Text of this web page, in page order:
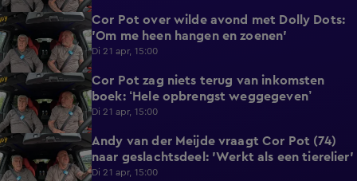
1:27
Cor Pot over wilde avond met Dolly Dots:
'Om me heen hangen en zoenen'
Di 21 apr, 15:00
1:22
Cor Pot zag niets terug van inkomsten
boek: ‘Hele opbrengst weggegeven’
Di 21 apr, 15:00
0:45
Andy van der Meijde vraagt Cor Pot (74)
naar geslachtsdeel: 'Werkt als een tierelier'
Di 21 apr, 15:00